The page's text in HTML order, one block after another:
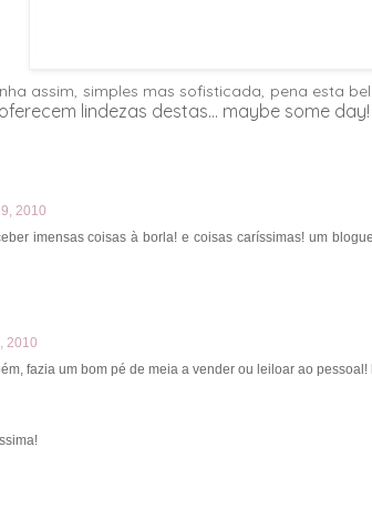
assim, simples mas sofisticada, pena esta
lindezas destas... maybe some day!
2010
imensas coisas à borla! e coisas caríssimas! um
2010
fazia um bom pé de meia a vender ou leiloar ao pessoal!